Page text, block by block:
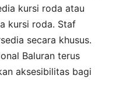
kursi roda atau
kursi roda. Staf
secara khusus.
Baluran terus
aksesibilitas bagi